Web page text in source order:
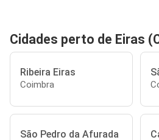
Cidades perto de Eiras
Ribeira Eiras
Coimbra
São Pedro da Afurada